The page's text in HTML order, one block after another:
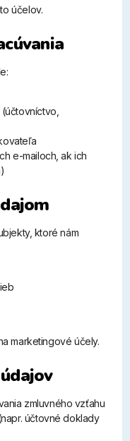
účelov.
e-mailoch, ak ich
ktoré nám
marketingové účely.
zmluvného vzťahu
účtovné doklady